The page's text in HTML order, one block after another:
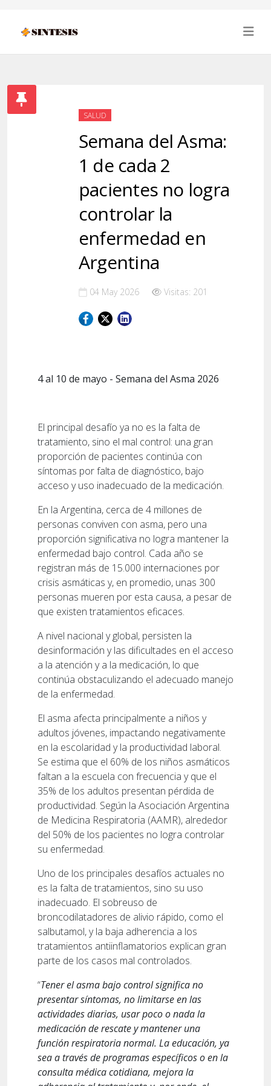
SALUD
Semana del Asma:
1 de cada 2
pacientes no logra
controlar la
enfermedad en
Argentina
04 May 2026 Visitas: 201
4 al 10 de mayo - Semana del Asma 2026
El principal desafío ya no es la falta de
tratamiento, sino el mal control: una gran
proporción de pacientes continúa con
síntomas por falta de diagnóstico, bajo
acceso y uso inadecuado de la medicación.
En la Argentina, cerca de 4 millones de
personas conviven con asma, pero una
proporción significativa no logra mantener la
enfermedad bajo control. Cada año se
registran más de 15.000 internaciones por
crisis asmáticas y, en promedio, unas 300
personas mueren por esta causa, a pesar de
que existen tratamientos eficaces.
A nivel nacional y global, persisten la
desinformación y las dificultades en el acceso
a la atención y a la medicación, lo que
continúa obstaculizando el adecuado manejo
de la enfermedad.
El asma afecta principalmente a niños y
adultos jóvenes, impactando negativamente
en la escolaridad y la productividad laboral.
Se estima que el 60% de los niños asmáticos
faltan a la escuela con frecuencia y que el
35% de los adultos presentan pérdida de
productividad. Según la Asociación Argentina
de Medicina Respiratoria (AAMR), alrededor
del 50% de los pacientes no logra controlar
su enfermedad.
Uno de los principales desafíos actuales no
es la falta de tratamientos, sino su uso
inadecuado. El sobreuso de
broncodilatadores de alivio rápido, como el
salbutamol, y la baja adherencia a los
tratamientos antiinflamatorios explican gran
parte de los casos mal controlados.
“Tener el asma bajo control significa no
presentar síntomas, no limitarse en las
actividades diarias, usar poco o nada la
medicación de rescate y mantener una
función respiratoria normal. La educación, ya
sea a través de programas específicos o en la
consulta médica cotidiana, mejora la